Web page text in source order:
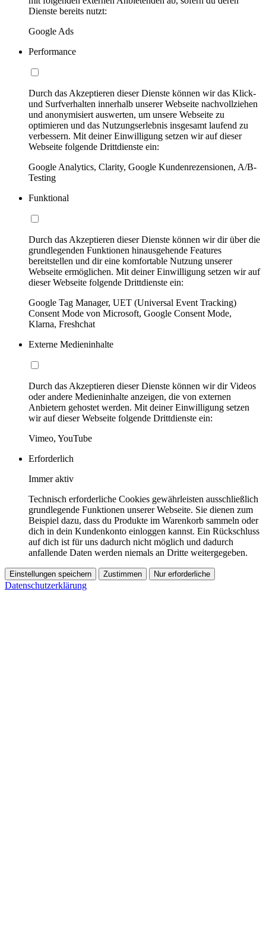
Dienste bereits nutzt:
Google Ads
Performance
Durch das Akzeptieren dieser Dienste können wir das Klick-
und Surfverhalten innerhalb unserer Webseite nachvollziehen
und anonymisiert auswerten, um unsere Webseite zu
optimieren und das Nutzungserlebnis insgesamt laufend zu
verbessern. Mit deiner Einwilligung setzen wir auf dieser
Webseite folgende Drittdienste ein:
Google Analytics, Clarity, Google Kundenrezensionen, A/B-
Testing
Funktional
Durch das Akzeptieren dieser Dienste können wir dir über die
grundlegenden Funktionen hinausgehende Features
bereitstellen und dir eine komfortable Nutzung unserer
Webseite ermöglichen. Mit deiner Einwilligung setzen wir auf
dieser Webseite folgende Drittdienste ein:
Google Tag Manager, UET (Universal Event Tracking)
Consent Mode von Microsoft, Google Consent Mode,
Klarna, Freshchat
Externe Medieninhalte
Durch das Akzeptieren dieser Dienste können wir dir Videos
oder andere Medieninhalte anzeigen, die von externen
Anbietern gehostet werden. Mit deiner Einwilligung setzen
wir auf dieser Webseite folgende Drittdienste ein:
Vimeo, YouTube
Erforderlich
Immer aktiv
Technisch erforderliche Cookies gewährleisten ausschließlich
grundlegende Funktionen unserer Webseite. Sie dienen zum
Beispiel dazu, dass du Produkte im Warenkorb sammeln oder
dich in dein Kundenkonto einloggen kannst. Ein Rückschluss
auf dich ist für uns dadurch nicht möglich und dadurch
anfallende Daten werden niemals an Dritte weitergegeben.
Einstellungen speichern Zustimmen Nur erforderliche
Datenschutzerklärung